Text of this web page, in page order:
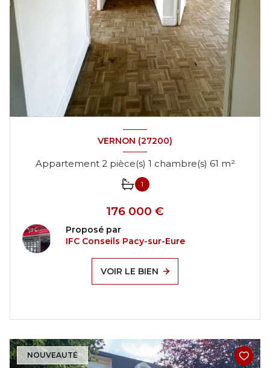
VERNON (27200)
Appartement 2 pièce(s) 1 chambre(s) 61 m²
1
176 000 €
Proposé par
IFC Conseils Pacy-sur-Eure
VOIR LE BIEN
NOUVEAUTÉ